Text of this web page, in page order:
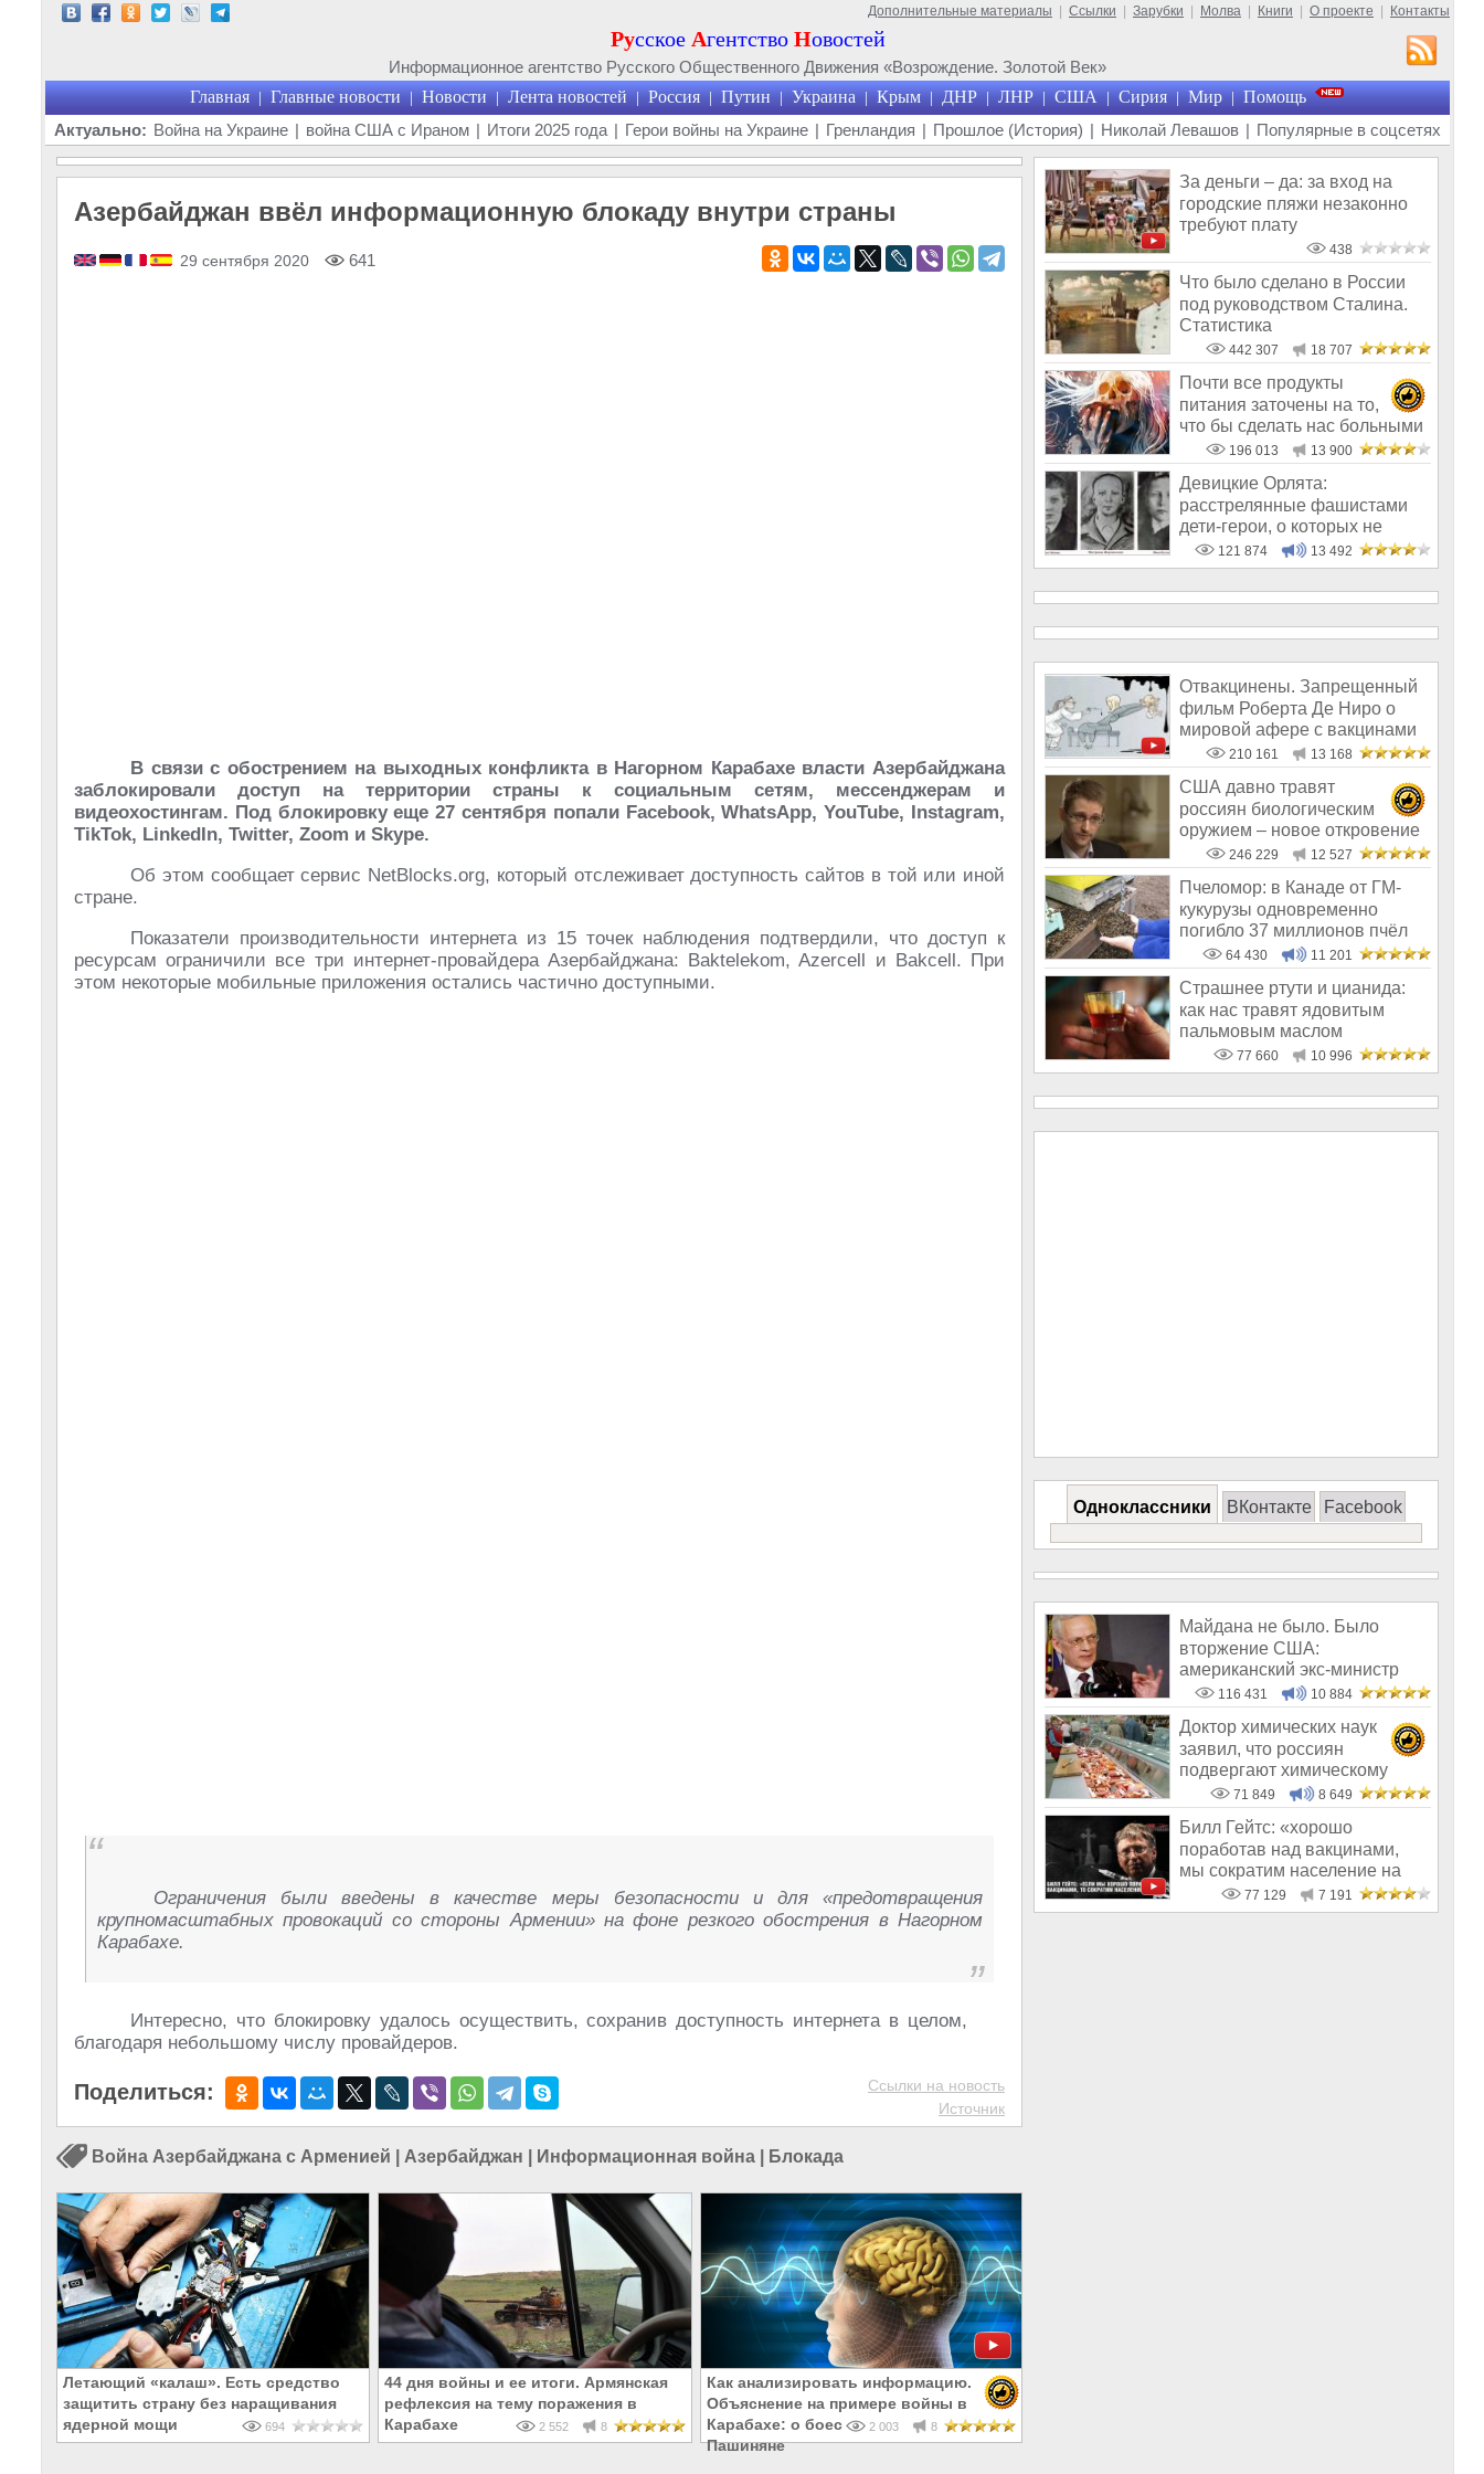
Дополнительные материалы Ссылки Зарубки Молва Книги О проекте Контакты
Русское Агентство Новостей
Информационное агентство Русского Общественного Движения «Возрождение. Золотой Век»
Главная | Главные новости | Новости | Лента новостей | Россия | Путин | Украина | Крым | ДНР | ЛНР | США | Сирия | Мир | Помощь
Актуально: Война на Украине | война США с Ираном | Итоги 2025 года | Герои войны на Украине | Гренландия | Прошлое (История) | Николай Левашов | Популярные в соцсетях
Азербайджан ввёл информационную блокаду внутри страны
29 сентября 2020 641
В связи с обострением на выходных конфликта в Нагорном Карабахе власти Азербайджана
заблокировали доступ на территории страны к социальным сетям, мессенджерам и
видеохостингам. Под блокировку еще 27 сентября попали Facebook, WhatsApp, YouTube, Instagram,
TikTok, LinkedIn, Twitter, Zoom и Skype.
Об этом сообщает сервис NetBlocks.org, который отслеживает доступность сайтов в той или иной
стране.
Показатели производительности интернета из 15 точек наблюдения подтвердили, что доступ к
ресурсам ограничили все три интернет-провайдера Азербайджана: Baktelekom, Azercell и Bakcell. При
этом некоторые мобильные приложения остались частично доступными.
Ограничения были введены в качестве меры безопасности и для «предотвращения
крупномасштабных провокаций со стороны Армении» на фоне резкого обострения в Нагорном
Карабахе.
Интересно, что блокировку удалось осуществить, сохранив доступность интернета в целом,
благодаря небольшому числу провайдеров.
Поделиться:
Ссылки на новость
Источник
Война Азербайджана с Арменией Азербайджан Информационная война Блокада
Летающий «калаш». Есть средство
защитить страну без наращивания
ядерной мощи
694
44 дня войны и ее итоги. Армянская
рефлексия на тему поражения в
Карабахе
2 552 8
Как анализировать информацию.
Объяснение на примере войны в
Карабахе: о боеспособности и
Пашиняне
2 003 8
За деньги – да: за вход на
городские пляжи незаконно
требуют плату
438
Что было сделано в России
под руководством Сталина.
Статистика
442 307 18 707
Почти все продукты
питания заточены на то,
что бы сделать нас больными
и бесплодным
196 013 13 900
Девицкие Орлята:
расстрелянные фашистами
дети-герои, о которых не
рассказывают в шк
121 874 13 492
Отвакцинены. Запрещенный
фильм Роберта Де Ниро о
мировой афере с вакцинами
210 161 13 168
США давно травят
россиян биологическим
оружием – новое откровение
Эдварда Сноудена
246 229 12 527
Пчеломор: в Канаде от ГМ-
кукурузы одновременно
погибло 37 миллионов пчёл
64 430 11 201
Страшнее ртути и цианида:
как нас травят ядовитым
пальмовым маслом
77 660 10 996
Одноклассники ВКонтакте Facebook
Майдана не было. Было
вторжение США:
американский экс-министр
написал открытое пись
116 431 10 884
Доктор химических наук
заявил, что россиян
подвергают химическому
геноциду71 849 8 649
Билл Гейтс: «хорошо
поработав над вакцинами,
мы сократим население на
10-15%»77 129 7 191